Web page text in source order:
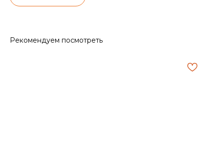
Рекомендуем посмотреть